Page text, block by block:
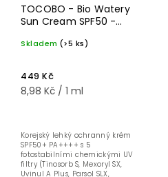
Pro
smíšenou a
mastnou
TOCOBO - Bio Watery
Sun Cream SPF50 -
krém - 50 ml
Skladem (>5 ks)
449 Kč
8,98 Kč / 1 ml
Korejský lehký ochranný krém
SPF50+ PA++++ s 5
fotostabilními chemickými UV
filtry (Tinosorb S, Mexoryl SX,
Uvinul A Plus, Parsol SLX,